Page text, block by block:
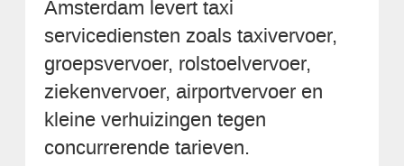
Amsterdam levert taxi
servicediensten zoals taxivervoer,
groepsvervoer, rolstoelvervoer,
ziekenvervoer, airportvervoer en
kleine verhuizingen tegen
concurrerende tarieven.